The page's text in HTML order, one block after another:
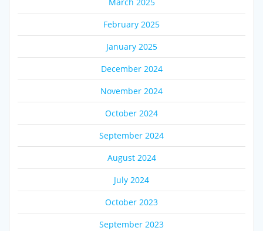
February 2025
January 2025
December 2024
November 2024
October 2024
September 2024
August 2024
July 2024
October 2023
September 2023